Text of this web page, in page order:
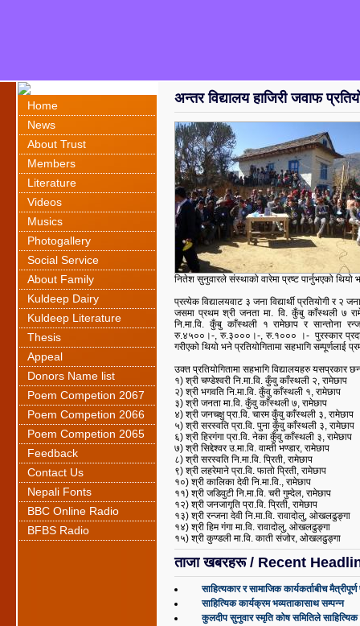
Home
News
About Trust
Members
Literature
Videos
Musics
Photogallery
Social Service
About Family
Kuldeep Dairy
Kuldeep Literature
Thesis
Appeal
Donors Name list
Poem Competion 2067
Poem Competion 2066
Poem Competion 2065
Feedback
Contact Us
Nepali Fonts
BBC Online Radio
BFBS Radio
अन्तर विद्यालय हाजिरी जवाफ
नितेश सुनुवारले संस्थाको वारेमा प्रष्ट पार्नुभएको
प्रत्येक विद्यालयवाट ३ जना विद्यार्थी प्रतियोगी र २
जसमा प्रथम श्री जनता मा. वि. कुँबु काँस्थली ७
नि.मा.वि. कुँबु काँस्थली १ रामेछाप र सान्तोना
रु.४५००।-, रु.३०००।-, रु.१००० ।- पुरस्कार प्रदान
गरीएको थियो भने प्रतियोगितामा सहभागि सम्पूर्णलाई
उक्त प्रतियोगितामा सहभागि विद्यालयहरु यसप्रकार
१) श्री चण्डेश्वरी नि.मा.वि. कुँवु काँस्थली २, रामेछाप
२) श्री भगवति नि.मा.वि. कुँवु काँस्थली १, रामेछाप
३) श्री जनता मा.वि. कुँवु काँस्थली ७, रामेछाप
४) श्री जनचक्षु प्रा.वि. चारम कुँवु काँस्थली ३, रामेछाप
५) श्री सरस्वति प्रा.वि. पुना कुँवु काँस्थली ३, रामेछाप
६) श्री हिरगंगा प्रा.वि. नेका कुँवु काँस्थली ३, रामेछाप
७) श्री सिद्देश्वर उ.मा.वि. वाम्ती भण्डार, रामेछाप
८) श्री सरस्वति नि.मा.वि. प्रिती, रामेछाप
९) श्री लहरेमाने प्रा.वि. फातो प्रिती, रामेछाप
१०) श्री कालिका देवी नि.मा.वि., रामेछाप
११) श्री जडिवुटी नि.मा.वि. चरी गुम्देल, रामेछाप
१२) श्री जनजागृति प्रा.वि. प्रिती, रामेछाप
१३) श्री रन्जना देवी नि.मा.वि. रावादोलु, ओखलढुङ्गा
१४) श्री हिम गंगा मा.वि. रावादोलु, ओखलढुङ्गा
१५) श्री कुण्डली मा.वि. काती संजोर, ओखलढुङ्गा
ताजा खबरहरू / Recent
साहित्यकार र सामाजिक कार्यकर्ताबीच
साहित्यिक कार्यक्रम भव्यताकासाथ सम्पन्न
कुलदीप सुनुवार स्मृति कोष समितिले